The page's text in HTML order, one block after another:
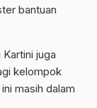
bantuan
juga
kelompok
masih dalam